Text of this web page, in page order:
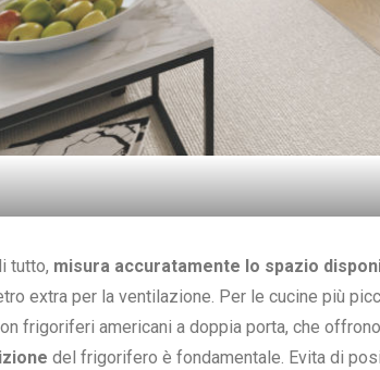
tutto, misura accuratamente lo spazio
extra per la ventilazione. Per le cucine più
frigoriferi americani a doppia porta, che
del frigorifero è fondamentale. Evita di